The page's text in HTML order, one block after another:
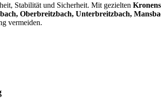
Stabilität und Sicherheit. Mit gezielten
Oberbreitzbach, Unterbreitzbach,
vermeiden.